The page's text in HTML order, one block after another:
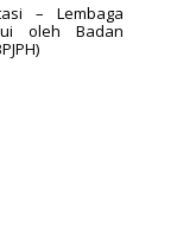
– Lembaga
oleh Badan